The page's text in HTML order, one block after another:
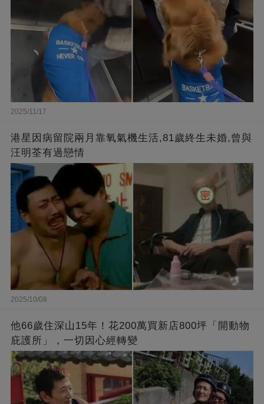
2025/11/17
港星因病留院兩月靠氧氣機生活,81歲終生未婚,曾與
汪明荃有過戀情
2025/10/08
他66歲住深山15年！花200萬買新店800坪「開動物
庇護所」，一切因心經轉變